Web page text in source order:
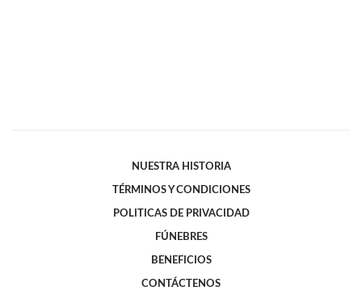
NUESTRA HISTORIA
TÉRMINOS Y CONDICIONES
POLITICAS DE PRIVACIDAD
FÚNEBRES
BENEFICIOS
CONTÁCTENOS